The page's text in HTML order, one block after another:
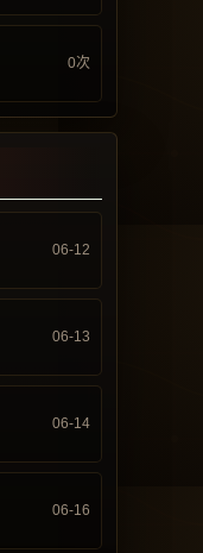
0次
06-12
06-13
06-14
06-16